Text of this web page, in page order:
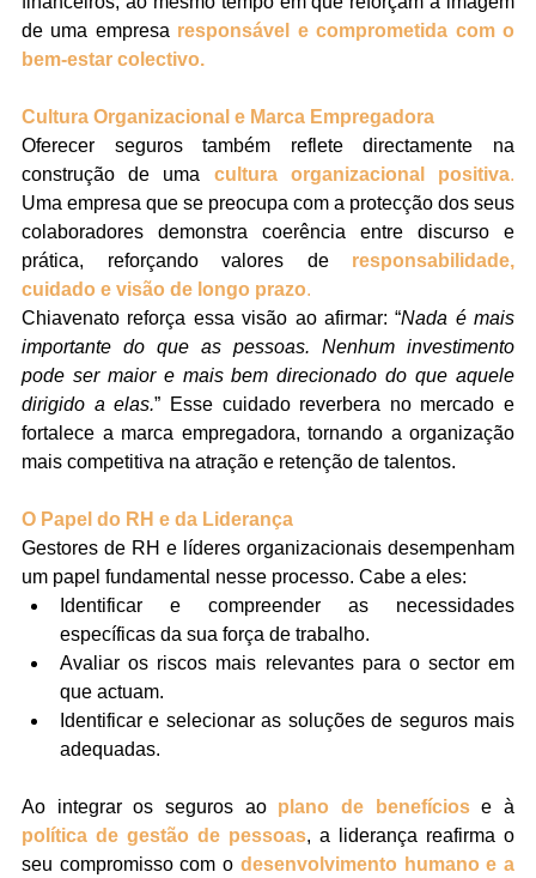
de uma empresa responsável e comprometida com o
bem-estar colectivo.
Cultura Organizacional e Marca Empregadora
Oferecer seguros também reflete directamente na
construção de uma cultura organizacional positiva
Uma empresa que se preocupa com a protecção dos seus
colaboradores demonstra coerência entre discurso e
prática, reforçando valores de responsabilidade,
cuidado e visão de longo prazo.
Chiavenato reforça essa visão ao afirmar: “Nada é mais
importante do que as pessoas. Nenhum investimento
pode ser maior e mais bem direcionado do que aquele
dirigido a elas.” Esse cuidado reverbera no mercado e
fortalece a marca empregadora, tornando a organização
mais competitiva na atração e retenção de talentos.
O Papel do RH e da Liderança
Gestores de RH e líderes organizacionais desempenham
um papel fundamental nesse processo. Cabe a eles:
Identificar e compreender as necessidades
específicas da sua força de trabalho.
Avaliar os riscos mais relevantes para o sector em
que actuam.
Identificar e selecionar as soluções de seguros mais
adequadas.
Ao integrar os seguros ao plano de benefícios
política de gestão de pessoas, a liderança reafirma o
seu compromisso com o desenvolvimento humano e a